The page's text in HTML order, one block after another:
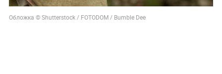
Обложка © Shutterstock / FOTODOM / Bumble Dee